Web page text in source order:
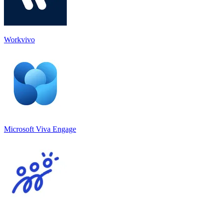
Workvivo
Microsoft Viva Engage